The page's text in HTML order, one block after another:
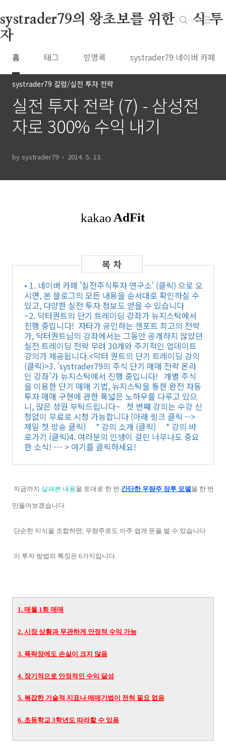
systrader79의 왕초보를 위한 주식 투
자
홈 태그 방명록 systrader79 네이버 카페
systrader79 칼럼/실전 투자 전략
실전 투자 전략 (7) - 삼성전
자로 300% 수익 내기
by systrader79 2014. 5. 13.
• 1. 네이버 카페 '실전주식투자 연구소' (클릭) 으로 오
시면, 본 블로그의 모든 내용을 순서대로 확인하실 수
있고, 다양한 실전 투자 정보도 얻을 수 있습니다
~2. 닥터퀀트의 단기 트레이딩 강좌가 뉴지스탁에서
진행 중입니다! 자타가 공인하는 젠포트 최고의 전략
가, 닥터퀀트님의 강좌에서는 그동안 공개하지 않았던
실전 트레이딩 전략 무려 30개와 주기적인 업데이트
강의가 제공됩니다.<닥터 퀀트의 단기 트레이딩 강의
(클릭)>3. 'systrader79의 주식 단기 매매 전략 온라
인 강좌'가 뉴지스탁에서 진행 중입니다! 개별 주식
을 이용한 단기 매매 기법, 뉴지스탁을 통한 완전 자동
투자 매매 구현에 관한 폭넓은 노하우를 다루고 있으
니, 많은 성원 부탁드립니다~ 첫 번째 강의는 수강 신
청없이 무료로 시청 가능합니다 (아래 링크 클릭 -->
제일 첫 방송 클릭) * 강의 소개 (클릭) * 강의 바
로가기 (클릭)4. 여러분의 인생이 걸린 너무나도 중요
한 소식! --- > 여기를 클릭하세요!
지금까지 살펴본 내용을 토대로 한 번 간단한 우량주 장투 모델을 한 번
만들어보겠습니다.
단순한 지식을 조합하면, 우량주로도 아주 쉽게 돈을 벌 수 있습니다.
이 투자 방법의 특징은 6가지입니다.
1. 매월 1회 매매
2. 시장 상황과 무관하게 안정적 수익 가능
3. 폭락장에도 손실이 크지 않음
4. 장기적으로 안정적인 수익 달성
5. 복잡한 기술적 지표나 매매기법이 전혀 필요 없음
6. 초등학교 3학년도 따라할 수 있음